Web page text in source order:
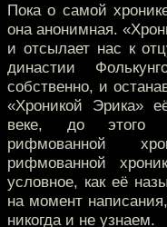
Пока о самой
она анонимная.
и отсылает нас к
династии
собственно, и
«Хроникой Эрика»
веке, до этого
рифмованной
рифмованной
условное, как её
на момент
никогда и не узнаем.